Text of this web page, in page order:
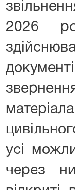
2026
усі
через